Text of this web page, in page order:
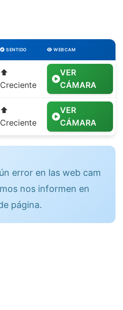
SENTIDO WEBCAM
⬆️
Creciente
VER
CÁMARA
⬆️
Creciente
VER
CÁMARA
error en las web cam
nos informen en
página.